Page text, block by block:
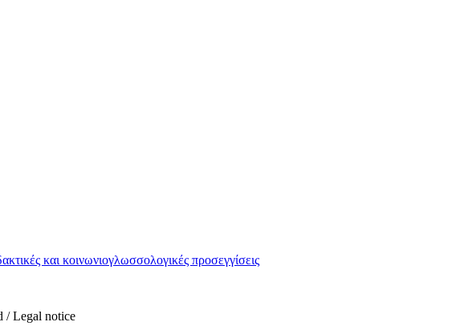
και κοινωνιογλωσσολογικές προσεγγίσεις
/ Legal notice